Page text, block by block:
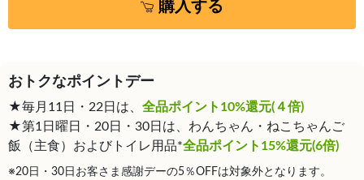
購入する
おトクなポイントデー
★毎月11日・22日は、 全品ポイント10%還元(４倍)
★第1日曜日・20日・30日は、わんちゃん・ねこちゃんご
飯（主食）およびトイレ用品*全品ポイント15%還元(6倍)
※20日・30日お客さま感謝デーの5％OFFは対象外となります。